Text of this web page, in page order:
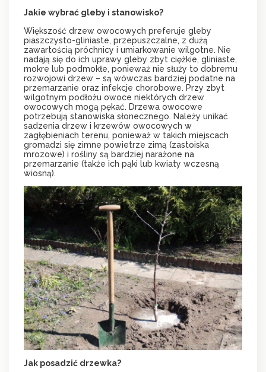
Jakie wybrać gleby i stanowisko?
Większość drzew owocowych preferuje gleby
piaszczysto-gliniaste, przepuszczalne, z dużą
zawartością próchnicy i umiarkowanie wilgotne. Nie
nadają się do ich uprawy gleby zbyt ciężkie, gliniaste,
mokre lub podmokłe, ponieważ nie służy to dobremu
rozwojowi drzew – są wówczas bardziej podatne na
przemarzanie oraz infekcje chorobowe. Przy zbyt
wilgotnym podłożu owoce niektórych drzew
owocowych mogą pękać. Drzewa owocowe
potrzebują stanowiska słonecznego. Należy unikać
sadzenia drzew i krzewów owocowych w
zagłębieniach terenu, ponieważ w takich miejscach
gromadzi się zimne powietrze zimą (zastoiska
mrozowe) i rośliny są bardziej narażone na
przemarzanie (także ich pąki lub kwiaty wczesną
wiosną).
Jak posadzić drzewka?